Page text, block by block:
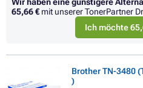
65,66 € mit unserer TonerPartner
Ich möchte
Brother TN-3480
)